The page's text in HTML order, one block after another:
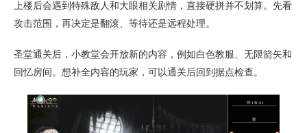
上楼后会遇到特殊敌人和大眼相关剧情，直接硬拼并不划算。先看
攻击范围，再决定是翻滚、等待还是远程处理。
圣堂通关后，小教堂会开放新的内容，例如白色教服、无限箭矢和
回忆房间。想补全内容的玩家，可以通关后回到据点检查。